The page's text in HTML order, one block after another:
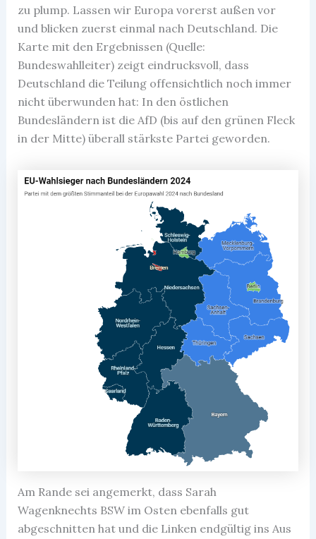
zu plump. Lassen wir Europa vorerst außen vor
und blicken zuerst einmal nach Deutschland. Die
Karte mit den Ergebnissen (Quelle:
Bundeswahlleiter) zeigt eindrucksvoll, dass
Deutschland die Teilung offensichtlich noch immer
nicht überwunden hat: In den östlichen
Bundesländern ist die AfD (bis auf den grünen Fleck
in der Mitte) überall stärkste Partei geworden.
Am Rande sei angemerkt, dass Sarah
Wagenknechts BSW im Osten ebenfalls gut
abgeschnitten hat und die Linken endgültig ins Aus